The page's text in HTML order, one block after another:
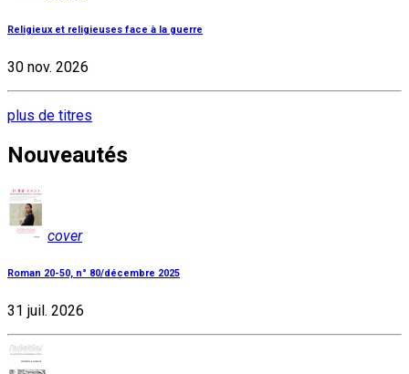
Religieux et religieuses face à la guerre
30 nov. 2026
plus de titres
Nouveautés
cover
Roman 20-50, n° 80/décembre 2025
31 juil. 2026